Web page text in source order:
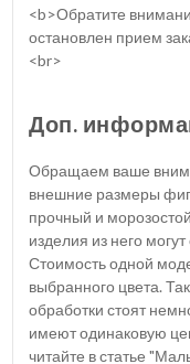
<b>Обратите
остановлен прием
<br>
Доп.
Обращаем ваше
внешние размеры
прочный и
изделия из него
Стоимость одной
выбранного цвета.
обработки стоят
имеют одинаковую
читайте в статье